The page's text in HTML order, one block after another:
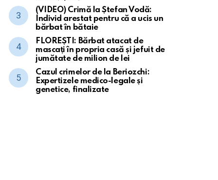
(VIDEO) Crimă la Ștefan Vodă:
Individ arestat pentru că a ucis un
bărbat în bătaie
FLOREȘTI: Bărbat atacat de
mascați în propria casă și jefuit de
jumătate de milion de lei
Cazul crimelor de la Beriozchi:
Expertizele medico-legale și
genetice, finalizate